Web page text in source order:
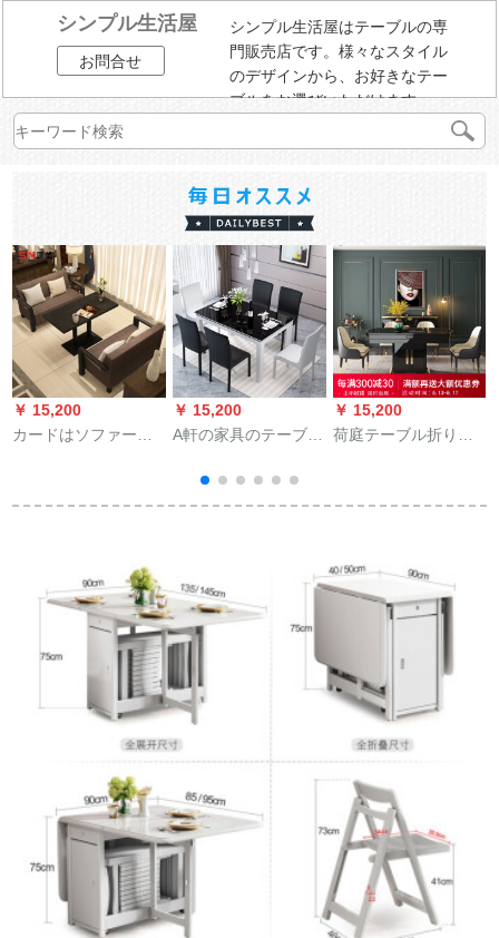
シンプル生活屋
お問合せ
シンプル生活屋はテーブルの専
門販売店です。様々なスタイル
のデザインから、お好きなテー
ブルをお選びいただけます。
￥ 15,200
カードはソファーの
ザートのミルクティ
ーブルと椅子の組み
合わせが手すりのペ
ア+テーブルの213〓
〓+手すりの124があ
￥ 15,200
A軒の家具のテーブル
モダシンプレルガラ
スの白黒ファッショ
つづり合わせの4つの
テーブル（白い食事
椅子）
￥ 15,200
荷庭テーブル折りた
ットシンプロテーブ
家庭用電磁炉テーブ
ルセットレストラン
（B椅子）